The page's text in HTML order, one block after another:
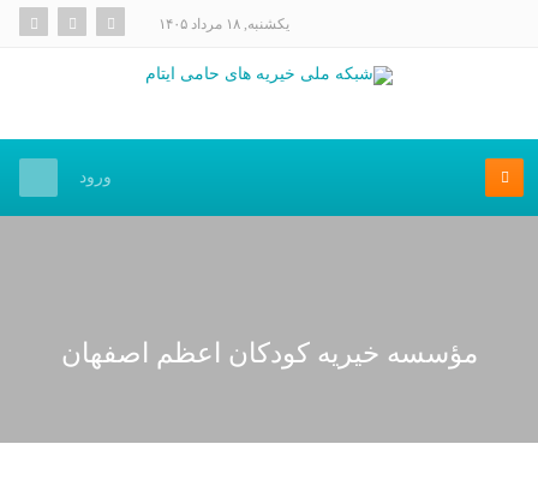
یکشنبه, ۱۸ مرداد ۱۴۰۵
ورود
مؤسسه خیریه کودکان اعظم اصفهان